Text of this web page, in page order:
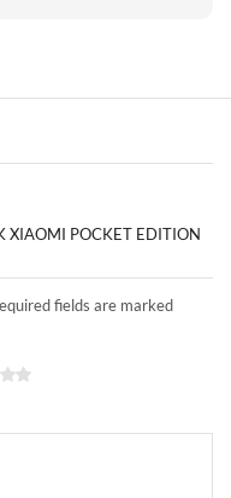
XIAOMI POCKET EDITION
fields are marked